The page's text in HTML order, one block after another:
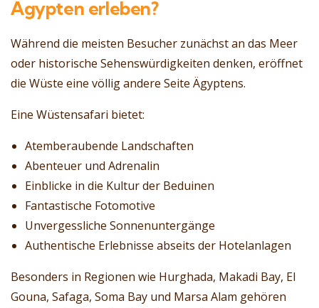
Ägypten erleben?
Während die meisten Besucher zunächst an das Meer
oder historische Sehenswürdigkeiten denken, eröffnet
die Wüste eine völlig andere Seite Ägyptens.
Eine Wüstensafari bietet:
Atemberaubende Landschaften
Abenteuer und Adrenalin
Einblicke in die Kultur der Beduinen
Fantastische Fotomotive
Unvergessliche Sonnenuntergänge
Authentische Erlebnisse abseits der Hotelanlagen
Besonders in Regionen wie Hurghada, Makadi Bay, El
Gouna, Safaga, Soma Bay und Marsa Alam gehören